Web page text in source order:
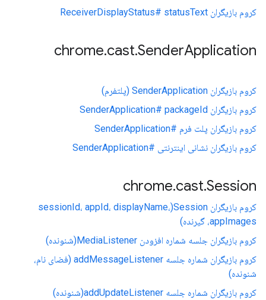
کروم بازیگران ReceiverDisplayStatus# statusText
chrome.cast.SenderApplication
کروم بازیگران SenderApplication (پلتفرم)
کروم بازیگران SenderApplication# packageId
کروم بازیگران پلت فرم #SenderApplication
کروم بازیگران نشانی اینترنتی #SenderApplication
chrome.cast.Session
کروم بازیگران Session(sessionId، appId، displayName،
appImages، گیرنده)
کروم بازیگران جلسه شماره افزودن MediaListener(شنونده)
کروم بازیگران شماره جلسه addMessageListener (فضای نام،
شنونده)
کروم بازیگران شماره جلسه addUpdateListener(شنونده)